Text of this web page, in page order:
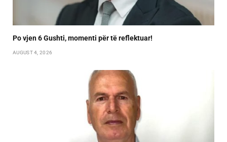
Po vjen 6 Gushti, momenti për të reflektuar!
AUGUST 4, 2026